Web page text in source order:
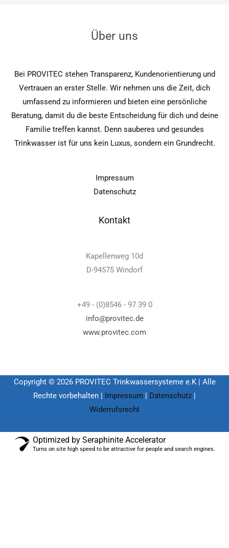
Über uns
Bei PROVITEC stehen Transparenz, Kundenorientierung und
Vertrauen an erster Stelle. Wir nehmen uns die Zeit, dich
umfassend zu informieren und bieten eine persönliche
Beratung, damit du die beste Entscheidung für dich und deine
Familie treffen kannst. Denn sauberes und gesundes
Trinkwasser ist für uns kein Luxus, sondern ein Grundrecht.
Impressum
Datenschutz
Kontakt
Kapellenweg 10d
D-94575 Windorf
+49 - (0)8546 - 97 39 0
info@provitec.de
www.provitec.com
Copyright © 2026 PROVITEC Trinkwassersysteme e.K | Alle
Rechte vorbehalten | Impressum | Datenschutz |
Widerrufsrecht
Optimized by Seraphinite Accelerator
Turns on site high speed to be attractive for people and search engines.